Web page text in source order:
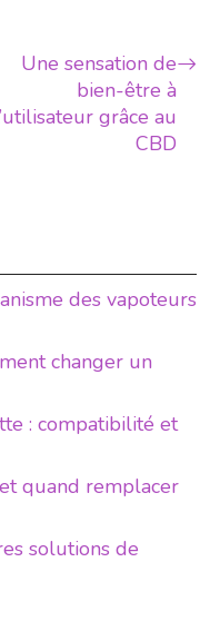
Une sensation de
bien-être à
grâce au
CBD
des vapoteurs
changer un
: compatibilité et
quand remplacer
solutions de